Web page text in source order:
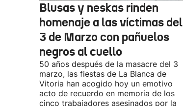
Blusas y neskas rinden
homenaje a las víctimas del
3 de Marzo con pañuelos
negros al cuello
50 años después de la masacre del 3
marzo, las fiestas de La Blanca de
Vitoria han acogido hoy un emotivo
acto de recuerdo en memoria de los
cinco trabajadores asesinados por la